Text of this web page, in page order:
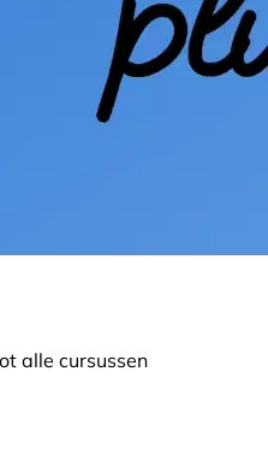
alle cursussen